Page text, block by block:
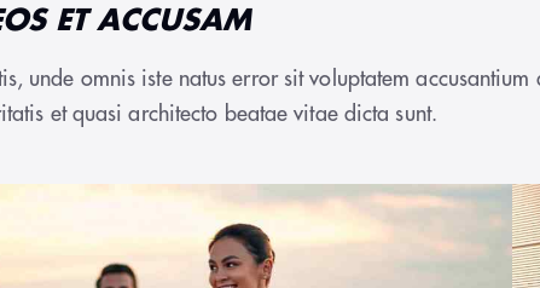
ET ACCUSAM
unde omnis iste natus error sit voluptatem
et quasi architecto beatae vitae dicta sunt.